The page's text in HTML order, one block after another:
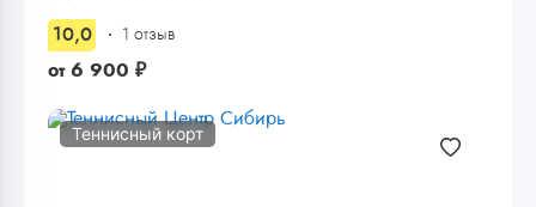
10,0 1 отзыв
от 6 900 ₽
Теннисный корт